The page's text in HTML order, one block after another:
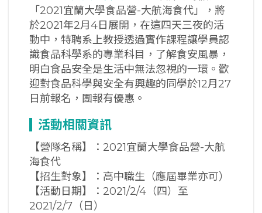
「2021宜蘭大學食品營-大航海食代」，將
於2021年2月4日展開，在這四天三夜的活
動中，特聘系上教授透過實作課程讓學員認
識食品科學系的專業科目，了解食安風暴，
明白食品安全是生活中無法忽視的一環。歡
迎對食品科學與安全有興趣的同學於12月27
日前報名，團報有優惠。
活動相關資訊
【營隊名稱】：2021宜蘭大學食品營-大航
海食代
【招生對象】：高中職生（應屆畢業亦可）
【活動日期】：2021/2/4（四）至
2021/2/7（日）